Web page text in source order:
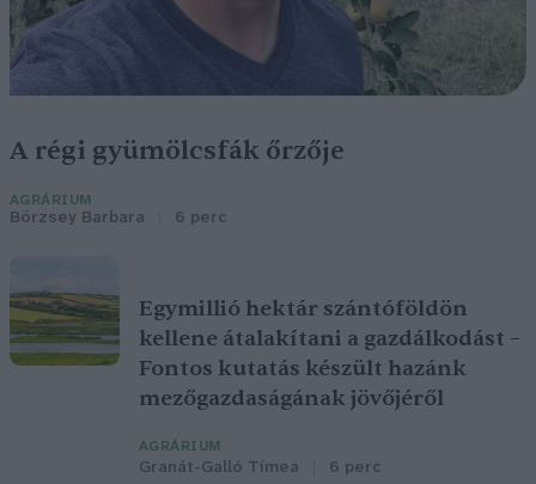
A régi gyümölcsfák őrzője
AGRÁRIUM
Börzsey Barbara 6 perc
Egymillió hektár szántóföldön
kellene átalakítani a gazdálkodást –
Fontos kutatás készült hazánk
mezőgazdaságának jövőjéről
AGRÁRIUM
Granát-Galló Tímea 6 perc